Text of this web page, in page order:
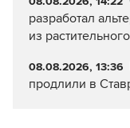
разработал
из
08.08.2026, 13:36
продлили в